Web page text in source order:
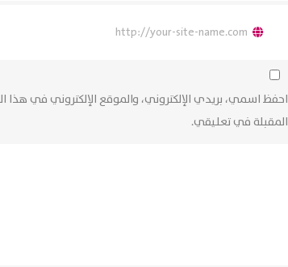
احفظ اسمي، بريدي الإلكتروني، والموقع الإلكتروني في هذا
المقبلة في تعليقي.